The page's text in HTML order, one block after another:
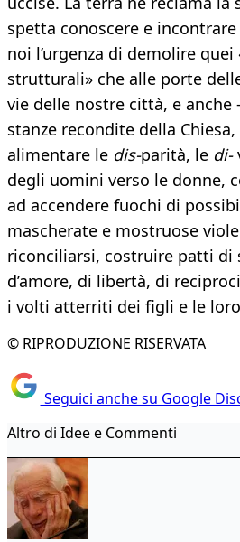
spetta conoscere e
noi l’urgenza di demolire
strutturali» che alle porte
vie delle nostre città, e anche
stanze recondite della
alimentare le dis-parità, le di-
degli uomini verso le donne,
ad accendere fuochi di
mascherate e mostruose
riconciliarsi, costruire patti di
d’amore, di libertà, di
i volti atterriti dei figli e le
© RIPRODUZIONE RISERVATA
Seguici anche su Google
Altro di Idee e Commenti